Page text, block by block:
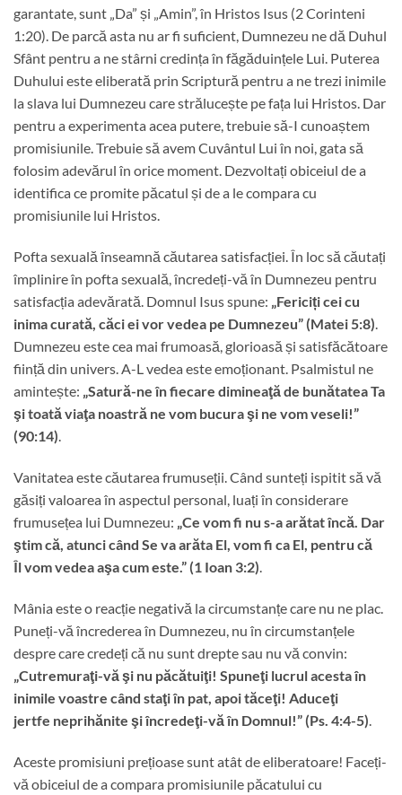
garantate, sunt „Da” și „Amin”, în Hristos Isus (2 Corinteni
1:20). De parcă asta nu ar fi suficient, Dumnezeu ne dă Duhul
Sfânt pentru a ne stârni credința în făgăduințele Lui. Puterea
Duhului este eliberată prin Scriptură pentru a ne trezi inimile
la slava lui Dumnezeu care strălucește pe fața lui Hristos. Dar
pentru a experimenta acea putere, trebuie să-I cunoaștem
promisiunile. Trebuie să avem Cuvântul Lui în noi, gata să
folosim adevărul în orice moment. Dezvoltați obiceiul de a
identifica ce promite păcatul și de a le compara cu
promisiunile lui Hristos.
Pofta sexuală înseamnă căutarea satisfacției. În loc să căutați
împlinire în pofta sexuală, încredeți-vă în Dumnezeu pentru
satisfacția adevărată. Domnul Isus spune: „Fericiți cei cu
inima curată, căci ei vor vedea pe Dumnezeu” (Matei 5:8).
Dumnezeu este cea mai frumoasă, glorioasă și satisfăcătoare
ființă din univers. A-L vedea este emoționant. Psalmistul ne
amintește: „Satură-ne în fiecare dimineaţă de bunătatea Ta
şi toată viaţa noastră ne vom bucura şi ne vom veseli!”
(90:14).
Vanitatea este căutarea frumuseții. Când sunteți ispitit să vă
găsiți valoarea în aspectul personal, luați în considerare
frumusețea lui Dumnezeu: „Ce vom fi nu s-a arătat încă. Dar
ştim că, atunci când Se va arăta El, vom fi ca El, pentru că
Îl vom vedea aşa cum este.” (1 Ioan 3:2).
Mânia este o reacție negativă la circumstanțe care nu ne plac.
Puneți-vă încrederea în Dumnezeu, nu în circumstanțele
despre care credeți că nu sunt drepte sau nu vă convin:
„Cutremuraţi-vă şi nu păcătuiţi! Spuneţi lucrul acesta în
inimile voastre când staţi în pat, apoi tăceţi! Aduceţi
jertfe neprihănite şi încredeţi-vă în Domnul!” (Ps. 4:4-5).
Aceste promisiuni prețioase sunt atât de eliberatoare! Faceți-
vă obiceiul de a compara promisiunile păcatului cu